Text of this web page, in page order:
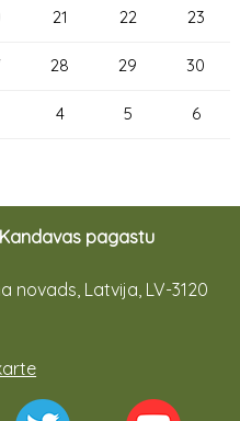
21 22 23
28 29 30
4 5 6
pagastu
novads, Latvija, LV-3120